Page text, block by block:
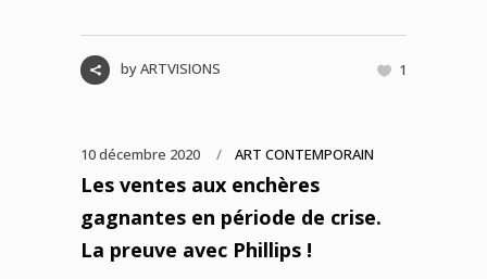
byARTVISIONS 1
10 décembre 2020 ART CONTEMPORAIN
Les ventes aux enchères
gagnantes en période de crise.
La preuve avec Phillips !